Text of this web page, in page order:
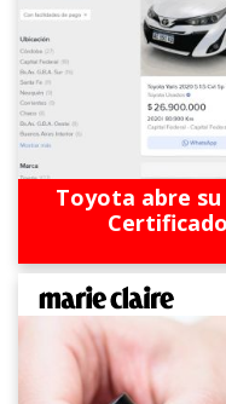
Toyota abre